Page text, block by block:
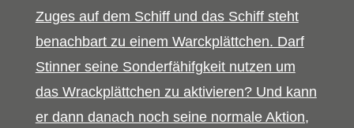
Zuges auf dem Schiff und das Schiff steht
benachbart zu einem Warckplättchen. Darf
Stinner seine Sonderfähifgkeit nutzen um
das Wrackplättchen zu aktivieren? Und kann
er dann danach noch seine normale Aktion,